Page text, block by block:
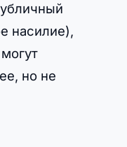
насилие),
но не